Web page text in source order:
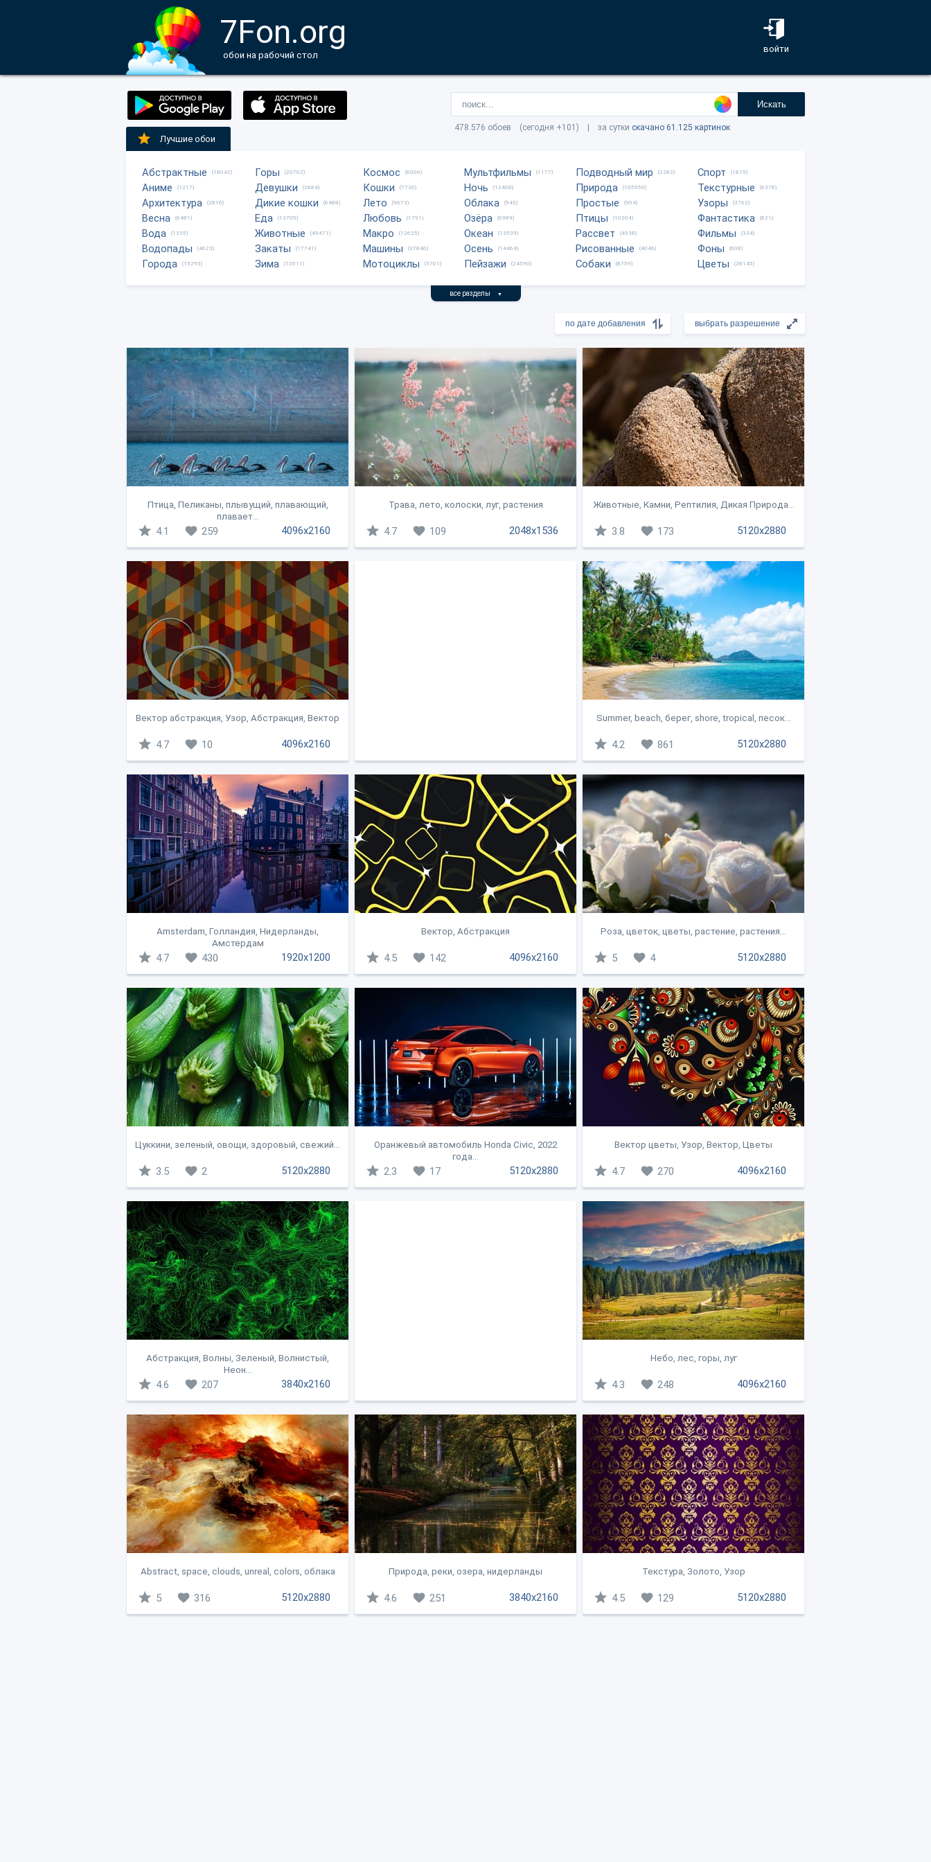
7Fon.org
обои на рабочий стол
войти
Искать
478.576 обоев (сегодня +101) | за сутки скачано 61.125 картинок
Лучшие обои
Абстрактные (18042)
Аниме (1217)
Архитектура (2816)
Весна (6481)
Вода (1335)
Водопады (4623)
Города (15295)
Горы (20702)
Девушки (2684)
Дикие кошки (6488)
Еда (13705)
Животные (49471)
Закаты (17741)
Зима (13511)
Космос (6006)
Кошки (7730)
Лето (9673)
Любовь (1791)
Макро (12625)
Машины (37846)
Мотоциклы (3701)
Мультфильмы (1177)
Ночь (12408)
Облака (945)
Озёра (6989)
Океан (13539)
Осень (14464)
Пейзажи (24590)
Подводный мир (2282)
Природа (105950)
Простые (904)
Птицы (10204)
Рассвет (4538)
Рисованные (4046)
Собаки (8759)
Спорт (1815)
Текстурные (6378)
Узоры (3762)
Фантастика (821)
Фильмы (334)
Фоны (608)
Цветы (28145)
все разделы ▼
Птица, Пеликаны, плывущий, плавающий,
плавает...
4096x2160
4.1 259
Трава, лето, колоски, луг, растения
2048x1536
4.7 109
Животные, Камни, Рептилия, Дикая Природа...
5120x2880
3.8 173
Вектор абстракция, Узор, Абстракция, Вектор
4096x2160
4.7 10
Summer, beach, берег, shore, tropical, песок...
5120x2880
4.2 861
Amsterdam, Голландия, Нидерланды,
Амстердам
1920x1200
4.7 430
Вектор, Абстракция
4096x2160
4.5 142
Роза, цветок, цветы, растение, растения...
5120x2880
5 4
Цуккини, зеленый, овощи, здоровый, свежий...
5120x2880
3.5 2
Оранжевый автомобиль Honda Civic, 2022
года...
5120x2880
2.3 17
Вектор цветы, Узор, Вектор, Цветы
4096x2160
4.7 270
Абстракция, Волны, Зеленый, Волнистый,
Неон...
3840x2160
4.6 207
Небо, лес, горы, луг
4096x2160
4.3 248
Abstract, space, clouds, unreal, colors, облака
5120x2880
5 316
Природа, реки, озера, нидерланды
3840x2160
4.6 251
Текстура, Золото, Узор
5120x2880
4.5 129